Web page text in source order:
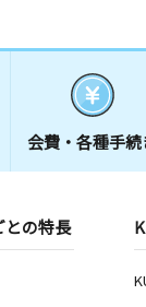
会費・ 各種手続
との特長